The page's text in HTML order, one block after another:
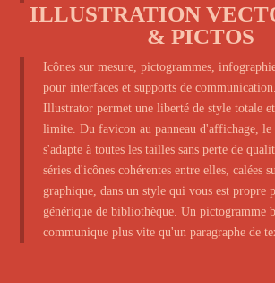
ILLUSTRATION
& PICTOS
Icônes sur mesure, pictogrammes,
pour interfaces et supports de
Illustrator permet une liberté de style totale
limite. Du favicon au panneau d'affichage, le
s'adapte à toutes les tailles sans perte de
séries d'icônes cohérentes entre elles, calées
graphique, dans un style qui vous est propre
générique de bibliothèque. Un pictogramme
communique plus vite qu'un paragraphe de